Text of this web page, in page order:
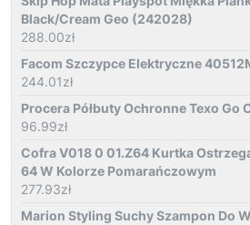
Black/Cream Geo (242028)
288.00zł
Facom Szczypce Elektryczne
244.01zł
Procera Półbuty Ochronne Texo Go
96.99zł
Cofra V018 0 01.Z64 Kurtka
64 W Kolorze Pomarańczowym
277.93zł
Marion Styling Suchy Szampon Do